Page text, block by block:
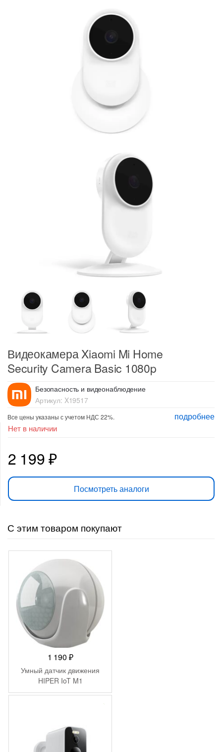
Видеокамера Xiaomi Mi Home
Security Camera Basic 1080p
Безопасность и видеонаблюдение
Артикул: X19517
подробнее
Все цены указаны с учетом НДС 22%.
Нет в наличии
2 199₽
Посмотреть аналоги
С этим товаром покупают
1 190 ₽
Умный датчик движения
HIPER IoT M1